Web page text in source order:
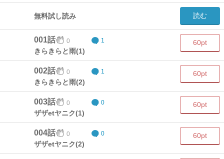
無料試し読み 読む
001話 0 1
きらきらと雨(1)
60pt
002話 0 1
きらきらと雨(2)
60pt
003話 0 0
ザザetヤニク(1)
60pt
004話 0 0
ザザetヤニク(2)
60pt